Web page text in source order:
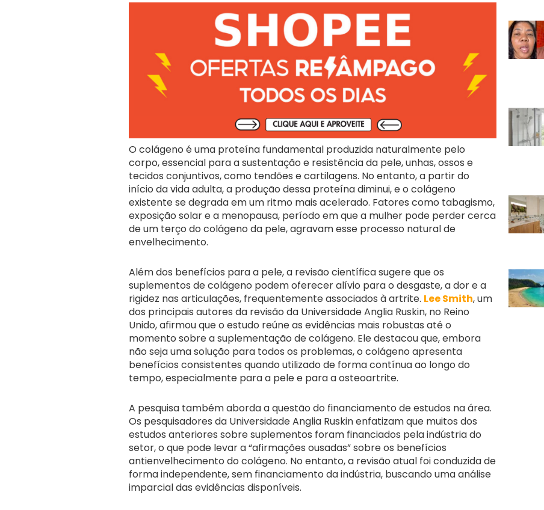
O colágeno é uma proteína fundamental produzida naturalmente pelo
corpo, essencial para a sustentação e resistência da pele, unhas, ossos e
tecidos conjuntivos, como tendões e cartilagens. No entanto, a partir do
início da vida adulta, a produção dessa proteína diminui, e o colágeno
existente se degrada em um ritmo mais acelerado. Fatores como tabagismo,
exposição solar e a menopausa, período em que a mulher pode perder cerca
de um terço do colágeno da pele, agravam esse processo natural de
envelhecimento.
Além dos benefícios para a pele, a revisão científica sugere que os
suplementos de colágeno podem oferecer alívio para o desgaste, a dor e a
rigidez nas articulações, frequentemente associados à artrite. Lee Smith, um
dos principais autores da revisão da Universidade Anglia Ruskin, no Reino
Unido, afirmou que o estudo reúne as evidências mais robustas até o
momento sobre a suplementação de colágeno. Ele destacou que, embora
não seja uma solução para todos os problemas, o colágeno apresenta
benefícios consistentes quando utilizado de forma contínua ao longo do
tempo, especialmente para a pele e para a osteoartrite.
A pesquisa também aborda a questão do financiamento de estudos na área.
Os pesquisadores da Universidade Anglia Ruskin enfatizam que muitos dos
estudos anteriores sobre suplementos foram financiados pela indústria do
setor, o que pode levar a “afirmações ousadas” sobre os benefícios
antienvelhecimento do colágeno. No entanto, a revisão atual foi conduzida de
forma independente, sem financiamento da indústria, buscando uma análise
imparcial das evidências disponíveis.